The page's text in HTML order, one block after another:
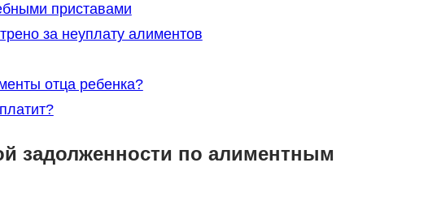
приставами
за неуплату алиментов
отца ребенка?
задолженности по алиментным